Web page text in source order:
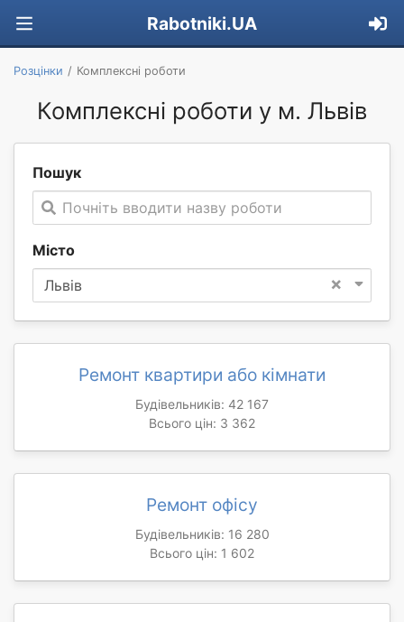
Rabotniki.UA
Розцінки Комплексні роботи
Комплексні роботи у м. Львів
Пошук
Почніть вводити назву роботи
Місто
×
Львів
Ремонт квартири або кімнати
Будівельників: 42 167
Всього цін: 3 362
Ремонт офісу
Будівельників: 16 280
Всього цін: 1 602